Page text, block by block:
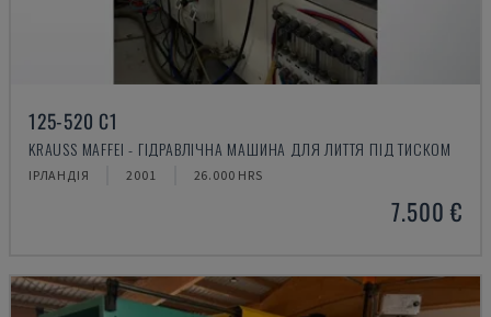
125-520 C1
KRAUSS MAFFEI - ГІДРАВЛІЧНА МАШИНА ДЛЯ ЛИТТЯ ПІД ТИСКОМ
ІРЛАНДІЯ 2001 26.000 HRS
7.500 €